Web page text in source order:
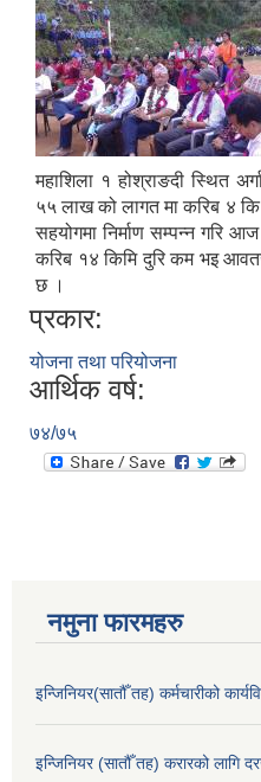
महाशिला १ होश्राङदी स्थित
५५ लाख को लागत मा करिब ४ कि
सहयोगमा निर्माण सम्पन्न गरि
करिब १४ किमि दुरि कम भइ
छ ।
प्रकार:
योजना तथा परियोजना
आर्थिक वर्ष:
७४/७५
नमुना फारमहरु
इन्जिनियर(सातौँ तह) कर्मचारीको
इन्जिनियर (सातौँ तह) करारको लागि